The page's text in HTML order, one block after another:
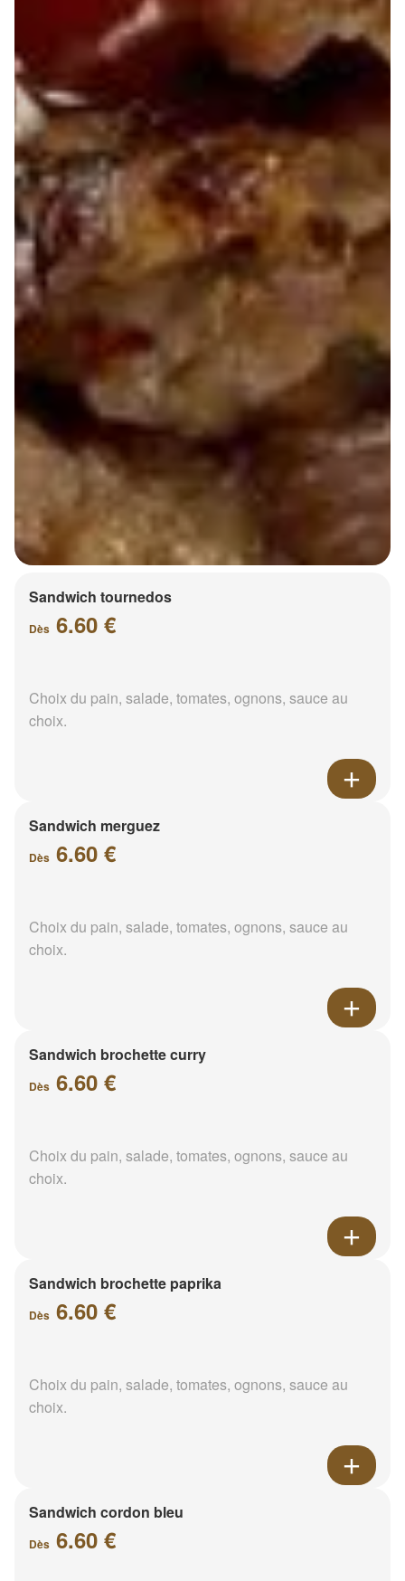
Sandwich tournedos
Dès 6.60 €
Choix du pain, salade, tomates, ognons, sauce au
choix.
Sandwich merguez
Dès 6.60 €
Choix du pain, salade, tomates, ognons, sauce au
choix.
Sandwich brochette curry
Dès 6.60 €
Choix du pain, salade, tomates, ognons, sauce au
choix.
Sandwich brochette paprika
Dès 6.60 €
Choix du pain, salade, tomates, ognons, sauce au
choix.
Sandwich cordon bleu
Dès 6.60 €